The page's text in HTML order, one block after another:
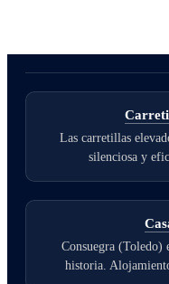
Las carretillas
silenciosa y
Consuegra (Toledo)
historia.